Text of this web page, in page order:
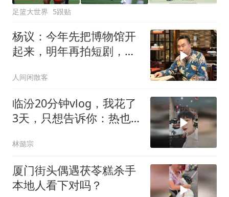
足篮大世界 5跟贴
杨议：今年先把博物馆开
起来，明年再拍短剧，准
人间闲散客
临汾20分钟vlog，我花了
3天，只想告诉你：热也
林懿宗
厦门街头偶遇茯苓糕杀手
本地人看下对吗？